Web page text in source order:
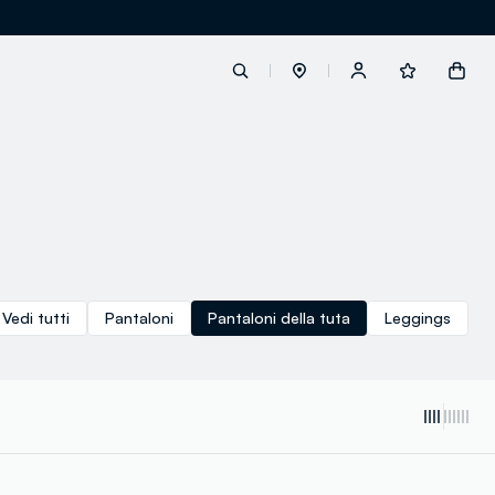
Vedi tutti Pantaloni Pantaloni della tuta Leggings